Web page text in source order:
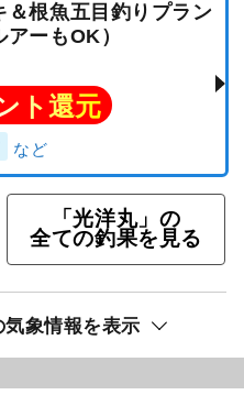
根魚五目釣りプラン
アーもOK）
ト還元
「光洋丸」の
全ての釣果を見る
象情報を表示